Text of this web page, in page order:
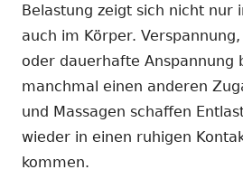
Belastung zeigt sich nicht nur
auch im Körper.
oder dauerhafte Anspannung
manchmal einen anderen
und Massagen schaffen
wieder in einen ruhigen
kommen.